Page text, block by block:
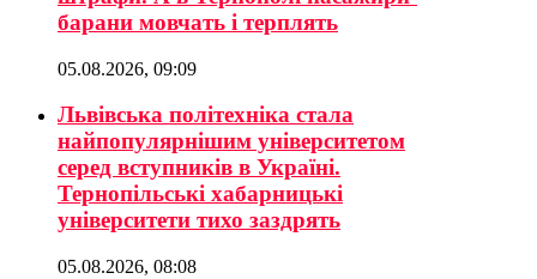
барани мовчать і терплять
05.08.2026, 09:09
Львівська політехніка стала
найпопулярнішим університетом
серед вступників в Україні.
Тернопільські хабарницькі
університети тихо заздрять
05.08.2026, 08:08